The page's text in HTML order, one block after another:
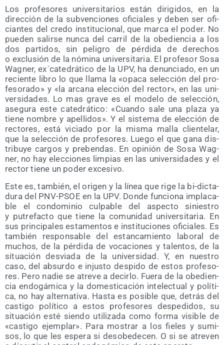
Los pro­fe­so­res uni­ver­si­ta­rios están diri­gi­dos, en la
direc­ción de la sub­ven­cio­nes ofi­cia­les y deben ser ofi­
cian­tes del cre­do ins­ti­tu­cio­nal, que mar­ca el poder. No
pue­den salir­se nun­ca del carril de la obe­dien­cia a los
dos par­ti­dos, sin peli­gro de pér­di­da de dere­chos
o exclu­sión de la nómi­na uni­ver­si­ta­ria. El pro­fe­sor Sosa
Wag­ner, ex´catedrático de la UPV, ha denun­cia­do, en un
recien­te libro lo que lla­ma la «opa­ca selec­ción del pro­
fe­so­ra­do» y «la arca­na elec­ción del rec­tor», en las uni­
ver­si­da­des. Lo mas gra­ve es el mode­lo de selec­ción,
ase­gu­ra este cate­drá­ti­co: «Cuan­do sale una pla­za ya
tie­ne nom­bre y ape­lli­dos». Y el sis­te­ma de elec­ción de
rec­to­res, está vicia­do por la mis­ma malla clien­te­lar,
que la selec­ción de pro­fe­so­res. Lue­go el que gana dis­
tri­bu­ye car­gos y pre­ben­das. En opi­nión de Sosa Wag­
ner, no hay elec­cio­nes lim­pias en las uni­ver­si­da­des y el
rec­tor tie­ne un poder excesivo.
Este es, tam­bién, el ori­gen y la línea que rige la bi-dic­ta­
du­ra del PNV-PSOE en la UPV. Don­de fun­cio­na impla­ca­
ble el con­do­mi­nio cul­pa­ble del aspec­to sinies­tro
y putre­fac­to que tie­ne la comu­ni­dad uni­ver­si­ta­ria. En
sus prin­ci­pa­les esta­men­tos e ins­ti­tu­cio­nes ofi­cia­les. Es
tam­bién res­pon­sa­ble del estan­ca­mien­to labo­ral de
muchos, de la pér­di­da de voca­cio­nes y talen­tos, de la
situa­ción des­via­da de la uni­ver­si­dad. Y, en nues­tro
caso, del absur­do e injus­to des­pi­do de estos pro­fe­so­
res. Pero nadie se atre­ve a decir­lo. Fue­ra de la obe­dien­
cia endo­gá­mi­ca y la domes­ti­ca­ción inte­lec­tual y polí­ti­
ca, no hay alter­na­ti­va. Has­ta es posi­ble que, detrás del
cas­ti­go polí­ti­co a estos pro­fe­so­res des­pe­di­dos, su
situa­ción esté sien­do uti­li­za­da como for­ma visi­ble de
«cas­ti­go ejem­plar». Para mos­trar a los fie­les y sumi­
sos, lo que les espe­ra si des­obe­de­cen. O si se atre­ven